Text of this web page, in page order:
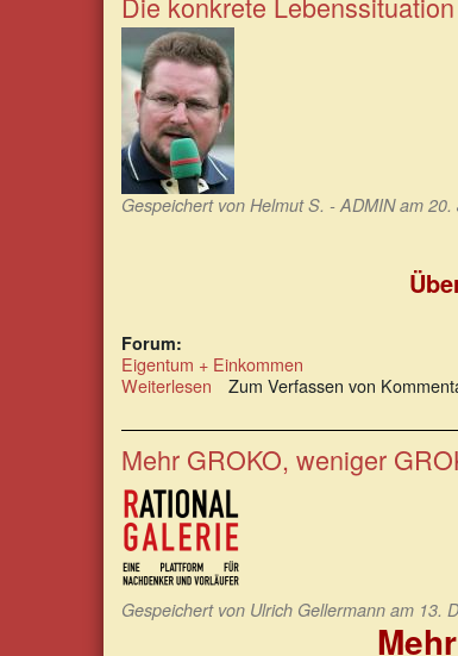
Gespeichert von Helmut S. - ADMINam 20.
Forum:
Eigentum + Einkommen
Weiterlesen über
konkrete
Lebenssituation
armer
Menschen
in
der
Großstadt
Zum Verfassen von
Mehr GROKO, weniger
Gespeichert von Ulrich Gellermann am 13.